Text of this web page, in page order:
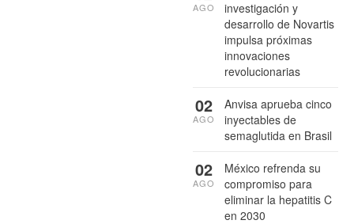
investigación y
desarrollo de Novartis
impulsa próximas
innovaciones
revolucionarias
AGO
Anvisa aprueba cinco
inyectables de
semaglutida en Brasil
02
AGO
México refrenda su
compromiso para
eliminar la hepatitis C
en 2030
02
AGO